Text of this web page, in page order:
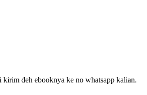
deh ebooknya ke no whatsapp kalian.